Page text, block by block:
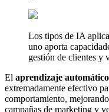
Los tipos de IA
uno aporta
gestión de clientes y
El aprendizaje automático
extremadamente efectivo
comportamiento,
campañas de marketing y